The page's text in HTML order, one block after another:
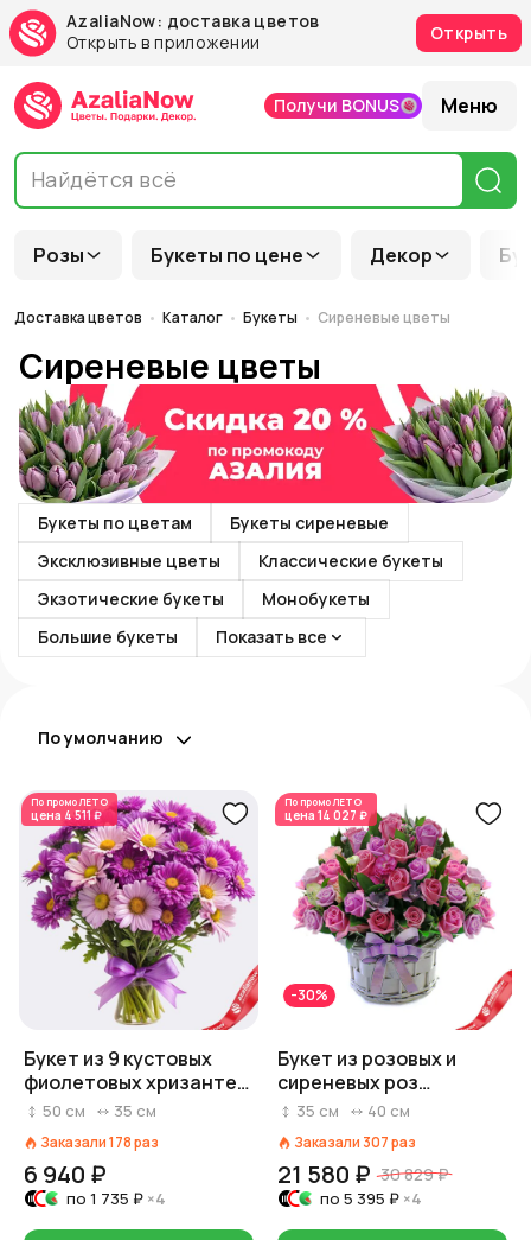
AzaliaNow: доставка цветов
Открыть в приложении
Открыть
Розы Букеты по цене Декор
Получи BONUS Меню
Доставка цветов Каталог Букеты Сиреневые цветы
Сиреневые цветы
Букеты по цветам
Букеты сиреневые
Эксклюзивные цветы
Классические букеты
Экзотические букеты
Монобукеты
Большие букеты
Показать все
По умолчанию
По промоЛЕТО
цена 4 511 ₽
Букет из 9 кустовых
фиолетовых хризантем
с лентой, Ромашка,
50 см 35 см
Заказали178раз
6 940 ₽
по 1 735 ₽ ×4
По промоЛЕТО
цена 14 027 ₽
-30%
Букет из розовых и
сиреневых роз
«Паллада»
35 см 40 см
Заказали 307раз
21 580 ₽ 30 829 ₽
по 5 395 ₽ ×4